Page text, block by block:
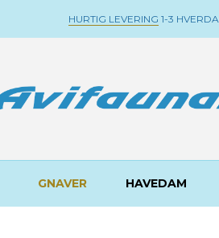
HURTIG LEVERING 1-3
GNAVER HAVEDAM